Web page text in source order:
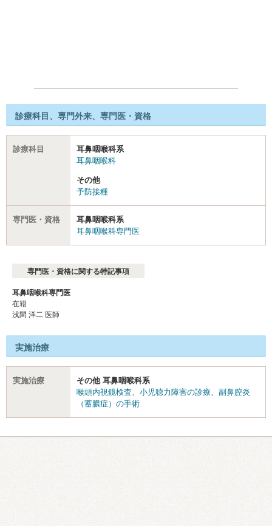
診療科目、専門外来、専門医・資格
診療科目
耳鼻咽喉科系
耳鼻咽喉科
その他
予防接種
専門医・資格
耳鼻咽喉科系
耳鼻咽喉科専門医
専門医・資格に関する特記事項
耳鼻咽喉科専門医
在籍
浅間 洋二 医師
実施治療
実施治療
その他 耳鼻咽喉科系
喉頭内視鏡検査、 小児聴力障害の診療、 副鼻腔炎
（蓄膿症）の手術